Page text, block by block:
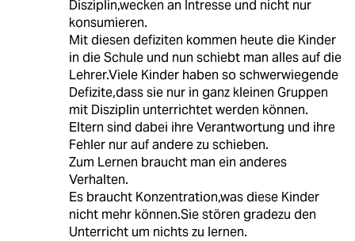
Disziplin,wecken an Intresse und nicht nur
konsumieren.
Mit diesen defiziten kommen heute die Kinder
in die Schule und nun schiebt man alles auf die
Lehrer.Viele Kinder haben so schwerwiegende
Defizite,dass sie nur in ganz kleinen Gruppen
mit Disziplin unterrichtet werden können.
Eltern sind dabei ihre Verantwortung und ihre
Fehler nur auf andere zu schieben.
Zum Lernen braucht man ein anderes
Verhalten.
Es braucht Konzentration,was diese Kinder
nicht mehr können.Sie stören gradezu den
Unterricht um nichts zu lernen.